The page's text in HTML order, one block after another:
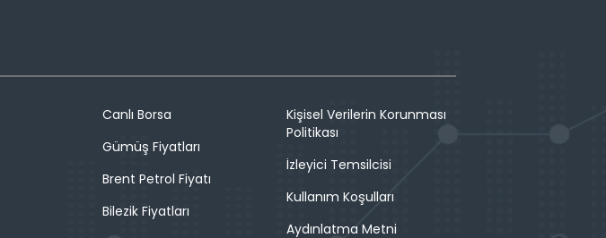
Canlı Borsa
Gümüş Fiyatları
Brent Petrol Fiyatı
Bilezik Fiyatları
Kişisel Verilerin Korunması
Politikası
İzleyici Temsilcisi
Kullanım Koşulları
Aydınlatma Metni